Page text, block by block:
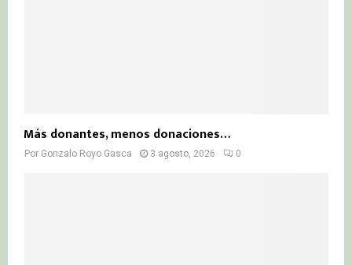
Más donantes, menos donaciones…
Por Gonzalo Royo Gasca 3 agosto, 2026 0